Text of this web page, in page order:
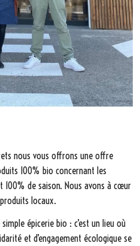
nous vous offrons une offre
100% bio concernant les
de saison. Nous avons à cœur
locaux.
épicerie bio : c’est un lieu où
et d’engagement écologique se